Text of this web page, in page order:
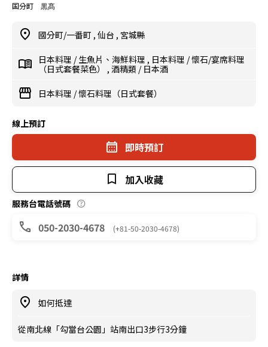
国分町 黒髙
國分町/一番町 , 仙台 , 宮城縣
日本料理 /生魚片、海鮮料理 , 日本料理 /懷石/宴席料理
（日式套餐菜色） , 酒精類 / 日本酒
日本料理 /懷石料理（日式套餐）
線上預訂
即時預訂
加入收藏
服務台電話號碼
050-2030-4678 (+81-50-2030-4678)
詳情
如何抵達
從南北線「勾當台公園」站南出口3步行3分鐘